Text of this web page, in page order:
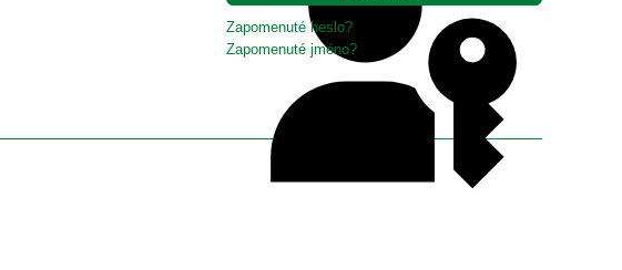
Zapomenuté heslo?
Zapomenuté jméno?